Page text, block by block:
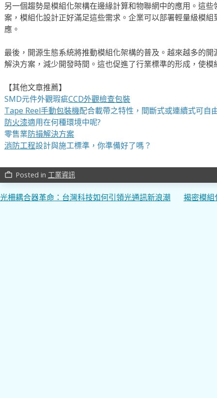
另一個趨勢是模組化架構在邊緣計算和物聯網中的應用。這
案，模組化設計正好滿足這些需求。企業可以部署輕量級模
應。
最後，開源生態系統將推動模組化架構的普及。越來越多的
解決方案，減少開發時間。這也促進了行業標準的形成，使
【其他文章推薦】
SMD元件外觀瑕疵CCD外觀檢查包裝
Tape Reel手動包裝機配合載帶之特性，間斷式或連續式可自
防火漆適用在何種環境中呢?
零售業防損解決方案
消防工程設計與施工標準，你準備好了嗎？
work_outline Posted in 工業資訊
文
光柵耦合器革命：台灣科技如何引領光通訊新浪潮 揭密模組